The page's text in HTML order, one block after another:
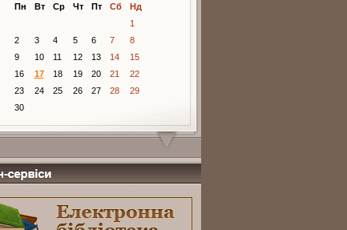
Пн
Вт Ср Чт Пт Сб
Нд
1
2
3 4 5 6 7
8
9
10 11 12 13 14
15
16
17 18 19 20 21
22
23
24 25 26 27 28
29
30